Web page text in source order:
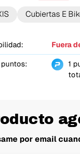
Cubiertas E
Fuera
puntos:
1
por email